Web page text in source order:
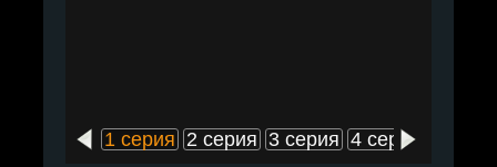
1 серия 2 серия 3 серия 4 серия